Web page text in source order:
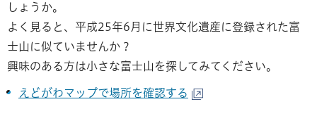
しょうか。
よく見ると、平成25年6月に世界文化遺産に登録された富
士山に似ていませんか？
興味のある方は小さな富士山を探してみてください。
えどがわマップで場所を確認する